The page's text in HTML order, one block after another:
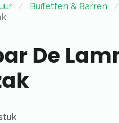
Buffetten & Barren
De